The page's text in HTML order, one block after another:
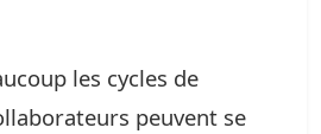
les cycles de
peuvent se